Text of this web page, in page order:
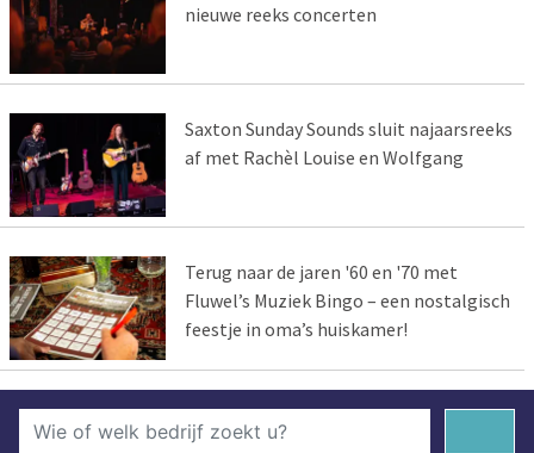
nieuwe reeks concerten
Saxton Sunday Sounds sluit najaarsreeks
af met Rachèl Louise en Wolfgang
Terug naar de jaren '60 en '70 met
Fluwel’s Muziek Bingo – een nostalgisch
feestje in oma’s huiskamer!